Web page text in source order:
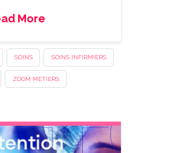
More
SOINS SOINS INFIRMIERS
ZOOM MÉTIERS